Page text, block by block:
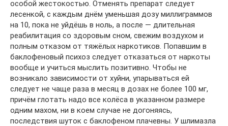
особой жестокостью. Отменять препарат следует
лесенкой, с каждым днём уменьшая дозу миллиграммов
на 10, пока не уйдёшь в ноль, а после — длительная
реабилитация со здоровым сном, свежим воздухом и
полным отказом от тяжёлых наркотиков. Попавшим в
баклофеновый психоз следует отказаться от наркоты
вообще и учиться мыслить позитивно. Чтобы не
возникало зависимости от хуйни, упарываться ей
следует не чаще раза в месяц в дозах не более 100 мг,
причём глотать надо все колёса в указанном размере
одним махом, ни в коем случае не догоняясь,
последствия шуток с баклофеном плачевны. У шлимазла